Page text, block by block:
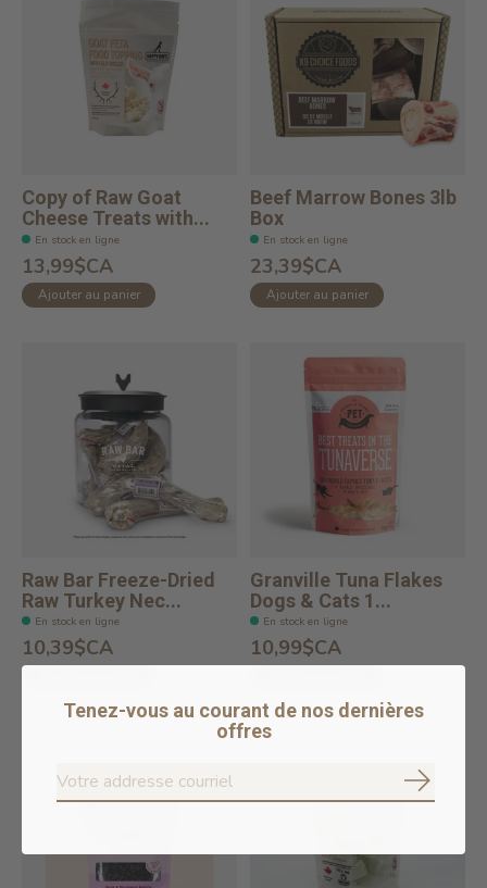
Copy of Raw Goat
Cheese Treats with...
En stock en ligne
13,99$CA
Ajouter au panier
Beef Marrow Bones 3lb
Box
En stock en ligne
23,39$CA
Ajouter au panier
Raw Bar Freeze-Dried
Raw Turkey Nec...
En stock en ligne
10,39$CA
Granville Tuna Flakes
Dogs & Cats 1...
En stock en ligne
10,99$CA
Tenez-vous au courant de nos dernières
offres